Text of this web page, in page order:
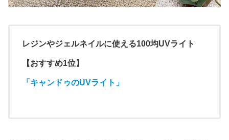
レジンやジェルネイルに使える100均UVライト
【おすすめ1位】
「キャンドゥのUVライト」